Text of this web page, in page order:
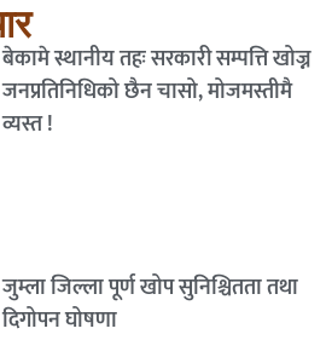
बेकामे स्थानीय तहः सरकारी सम्पत्ति खोज्न
जनप्रतिनिधिको छैन चासो, मोजमस्तीमै
व्यस्त !
जुम्ला जिल्ला पूर्ण खोप सुनिश्चितता तथा
दिगोपन घोषणा